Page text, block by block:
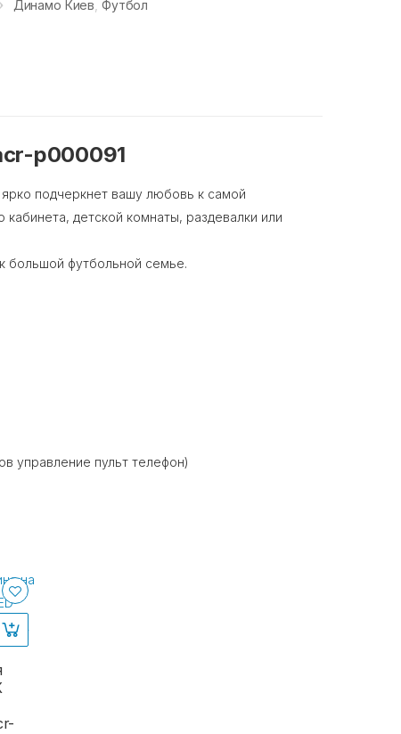
Динамо Киев Футбол
p000091
подчеркнет вашу любовь к самой
детской комнаты, раздевалки или
большой футбольной семье.
управление пульт телефон)